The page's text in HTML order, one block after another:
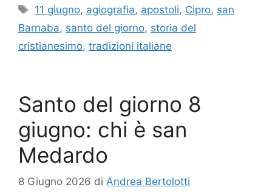
Tag
11 giugno, agiografia, apostoli, Cipro, san
Barnaba, santo del giorno, storia del
cristianesimo, tradizioni italiane
Santo del giorno 8
giugno: chi è san
Medardo
8 Giugno 2026 di Andrea Bertolotti